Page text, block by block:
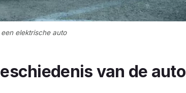
elektrische auto
van de auto